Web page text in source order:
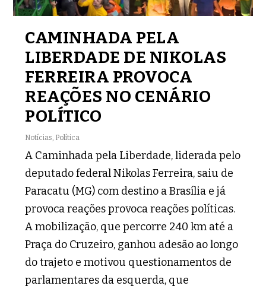
CAMINHADA PELA
LIBERDADE DE NIKOLAS
FERREIRA PROVOCA
REAÇÕES NO CENÁRIO
POLÍTICO
Notícias, Política
A Caminhada pela Liberdade, liderada pelo
deputado federal Nikolas Ferreira, saiu de
Paracatu (MG) com destino a Brasília e já
provoca reações provoca reações políticas.
A mobilização, que percorre 240 km até a
Praça do Cruzeiro, ganhou adesão ao longo
do trajeto e motivou questionamentos de
parlamentares da esquerda, que